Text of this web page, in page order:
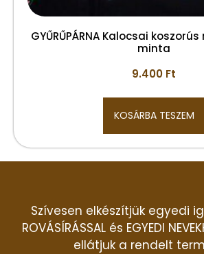
GYŰRŰPÁRNA Kalocsai
minta
9.400 Ft
KOSÁRBA TESZEM
Szívesen elkészítjük egyedi
ROVÁSÍRÁSSAL és EGYEDI
ellátjuk a rendelt